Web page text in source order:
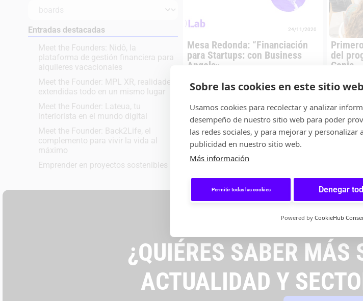
Entradas destacadas
Meet the Founders: Nidô, la
plataforma de gestión financiera para
alquileres vacacionales
Meet the Founder: MPL XR, realidades
extendidas todo en un mismo lugar
Meet the Founder: Lateua, tu
interiorista en el mundo digital
Meet the Founder: Back2Life, el
complemento para vivir la vida al
máximo
Emprender en proyectos sostenibles
24/11/2020
Mesa Redonda: “Financiación
para Startups: con Business
Angels»
primera sesión del ciclo «Financiación
para Startups«, organizado por
EVENTOS, MESAS REDONDAS
del
Copia
startups
Estos...
NOTICIAS
¿QUIÉRES SABER MÁS
ACTUALIDAD Y
Sobre las cookies en este sitio web
Usamos cookies para recolectar y analizar
desempeño de nuestro sitio web para poder
las redes sociales, y para mejorar y personalizar
publicidad en nuestro sitio web.
Más información
Permitir todas las cookies Denegar
Powered by CookieHub